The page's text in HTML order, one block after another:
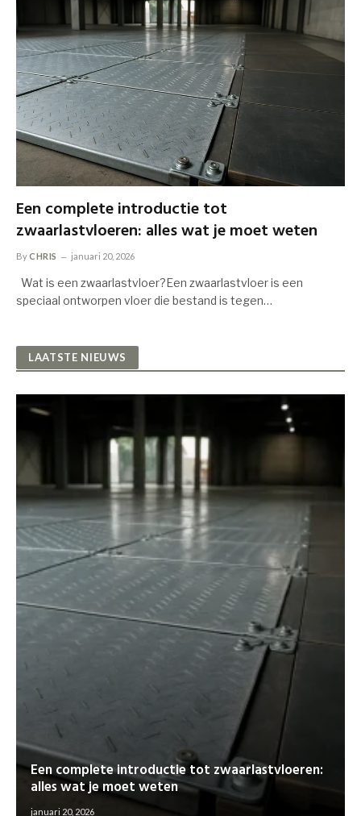
Een complete introductie tot
zwaarlastvloeren: alles wat je moet weten
ByCHRIS januari 20, 2026
Wat is een zwaarlastvloer?Een zwaarlastvloer is een
speciaal ontworpen vloer die bestand is tegen…
LAATSTE NIEUWS
Een complete introductie tot zwaarlastvloeren:
alles wat je moet weten
januari 20, 2026